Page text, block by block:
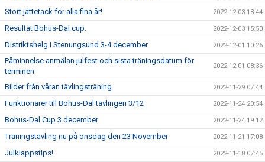
Stort jättetack för alla fina år! 2022-12-03 18:44
Resultat Bohus-Dal cup. 2022-12-03 15:50
Distriktshelg i Stenungsund 3-4 december 2022-12-01 10:26
Påminnelse anmälan julfest och sista träningsdatum för
terminen
2022-12-01 08:36
Bilder från våran tävlingsträning. 2022-11-29 07:44
Funktionärer till Bohus-Dal tävlingen 3/12 2022-11-24 20:54
Bohus-Dal Cup 3 december 2022-11-24 19:12
Träningstävling nu på onsdag den 23 November 2022-11-21 17:08
Julklappstips! 2022-11-18 07:45